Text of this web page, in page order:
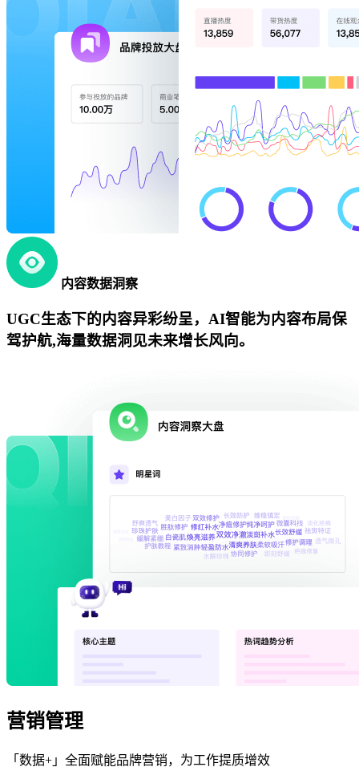
内容数据洞察
UGC生态下的内容异彩纷呈，AI智能为内容布局保
驾护航,海量数据洞见未来增长风向。
营销管理
「数据+」全面赋能品牌营销，为工作提质增效